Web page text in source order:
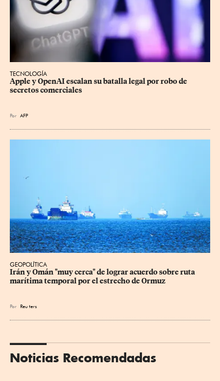
TECNOLOGÍA
Apple y OpenAI escalan su batalla legal por robo de
secretos comerciales
Por AFP
GEOPOLÍTICA
Irán y Omán "muy cerca" de lograr acuerdo sobre ruta
marítima temporal por el estrecho de Ormuz
Por Reu ters
Noticias Recomendadas